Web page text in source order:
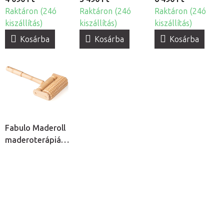
Raktáron (24ó
kiszállítás)
Kosárba
Raktáron (24ó
kiszállítás)
Kosárba
Raktáron (24ó
kiszállítás)
Kosárba
Fabulo Maderoll
maderoterápiás